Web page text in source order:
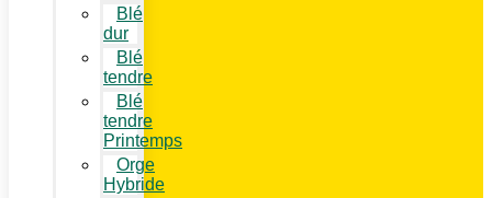
Blé
dur
Blé
tendre
Blé
tendre
Printemps
Orge
Hybride